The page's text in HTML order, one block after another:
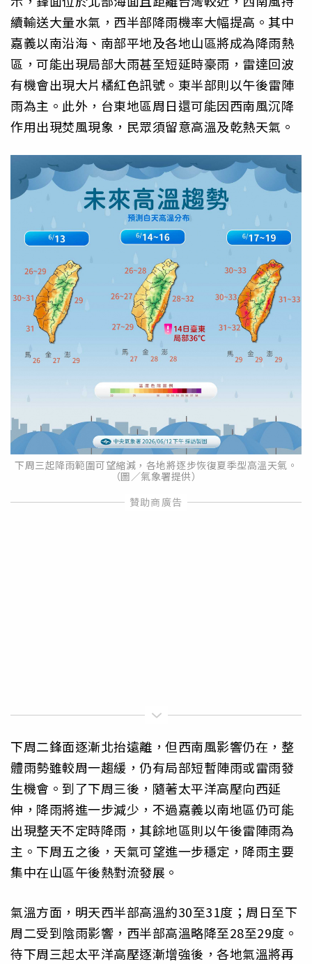
續輸送大量水氣，西半部降雨機率大幅提高。其中
嘉義以南沿海、南部平地及各地山區將成為降雨熱
區，可能出現局部大雨甚至短延時豪雨，雷達回波
有機會出現大片橘紅色訊號。東半部則以午後雷陣
雨為主。此外，台東地區周日還可能因西南風沉降
作用出現焚風現象，民眾須留意高溫及乾熱天氣。
下周三起降雨範圍可望縮減，各地將逐步恢復夏季型高溫天氣。
（圖／氣象署提供）
下周二鋒面逐漸北抬遠離，但西南風影響仍在，整
體雨勢雖較周一趨緩，仍有局部短暫陣雨或雷雨發
生機會。到了下周三後，隨著太平洋高壓向西延
伸，降雨將進一步減少，不過嘉義以南地區仍可能
出現整天不定時降雨，其餘地區則以午後雷陣雨為
主。下周五之後，天氣可望進一步穩定，降雨主要
集中在山區午後熱對流發展。
氣溫方面，明天西半部高溫約30至31度；周日至下
周二受到陰雨影響，西半部高溫略降至28至29度。
待下周三起太平洋高壓逐漸增強後，各地氣溫將再